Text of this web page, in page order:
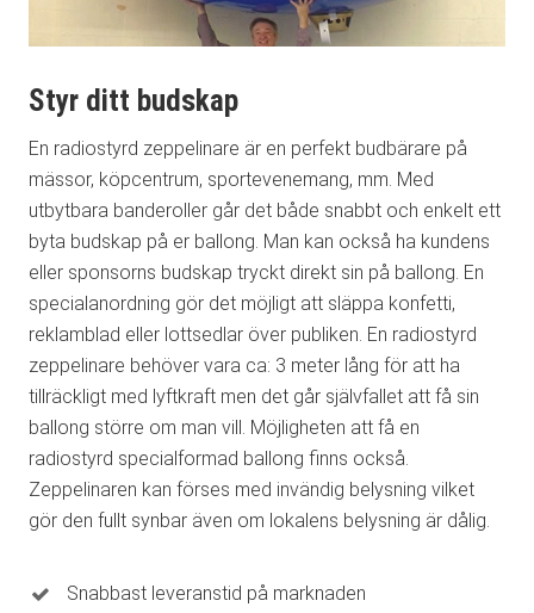
Styr ditt budskap
En radiostyrd zeppelinare är en perfekt budbärare på
mässor, köpcentrum, sportevenemang, mm. Med
utbytbara banderoller går det både snabbt och enkelt ett
byta budskap på er ballong. Man kan också ha kundens
eller sponsorns budskap tryckt direkt sin på ballong. En
specialanordning gör det möjligt att släppa konfetti,
reklamblad eller lottsedlar över publiken. En radiostyrd
zeppelinare behöver vara ca: 3 meter lång för att ha
tillräckligt med lyftkraft men det går självfallet att få sin
ballong större om man vill. Möjligheten att få en
radiostyrd specialformad ballong finns också.
Zeppelinaren kan förses med invändig belysning vilket
gör den fullt synbar även om lokalens belysning är dålig.
Snabbast leveranstid på marknaden